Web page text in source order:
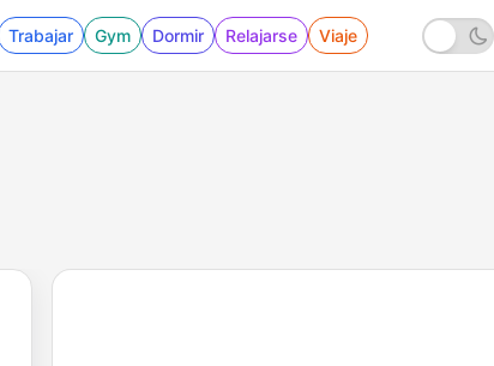
Trabajar Gym Dormir Relajarse Viaje